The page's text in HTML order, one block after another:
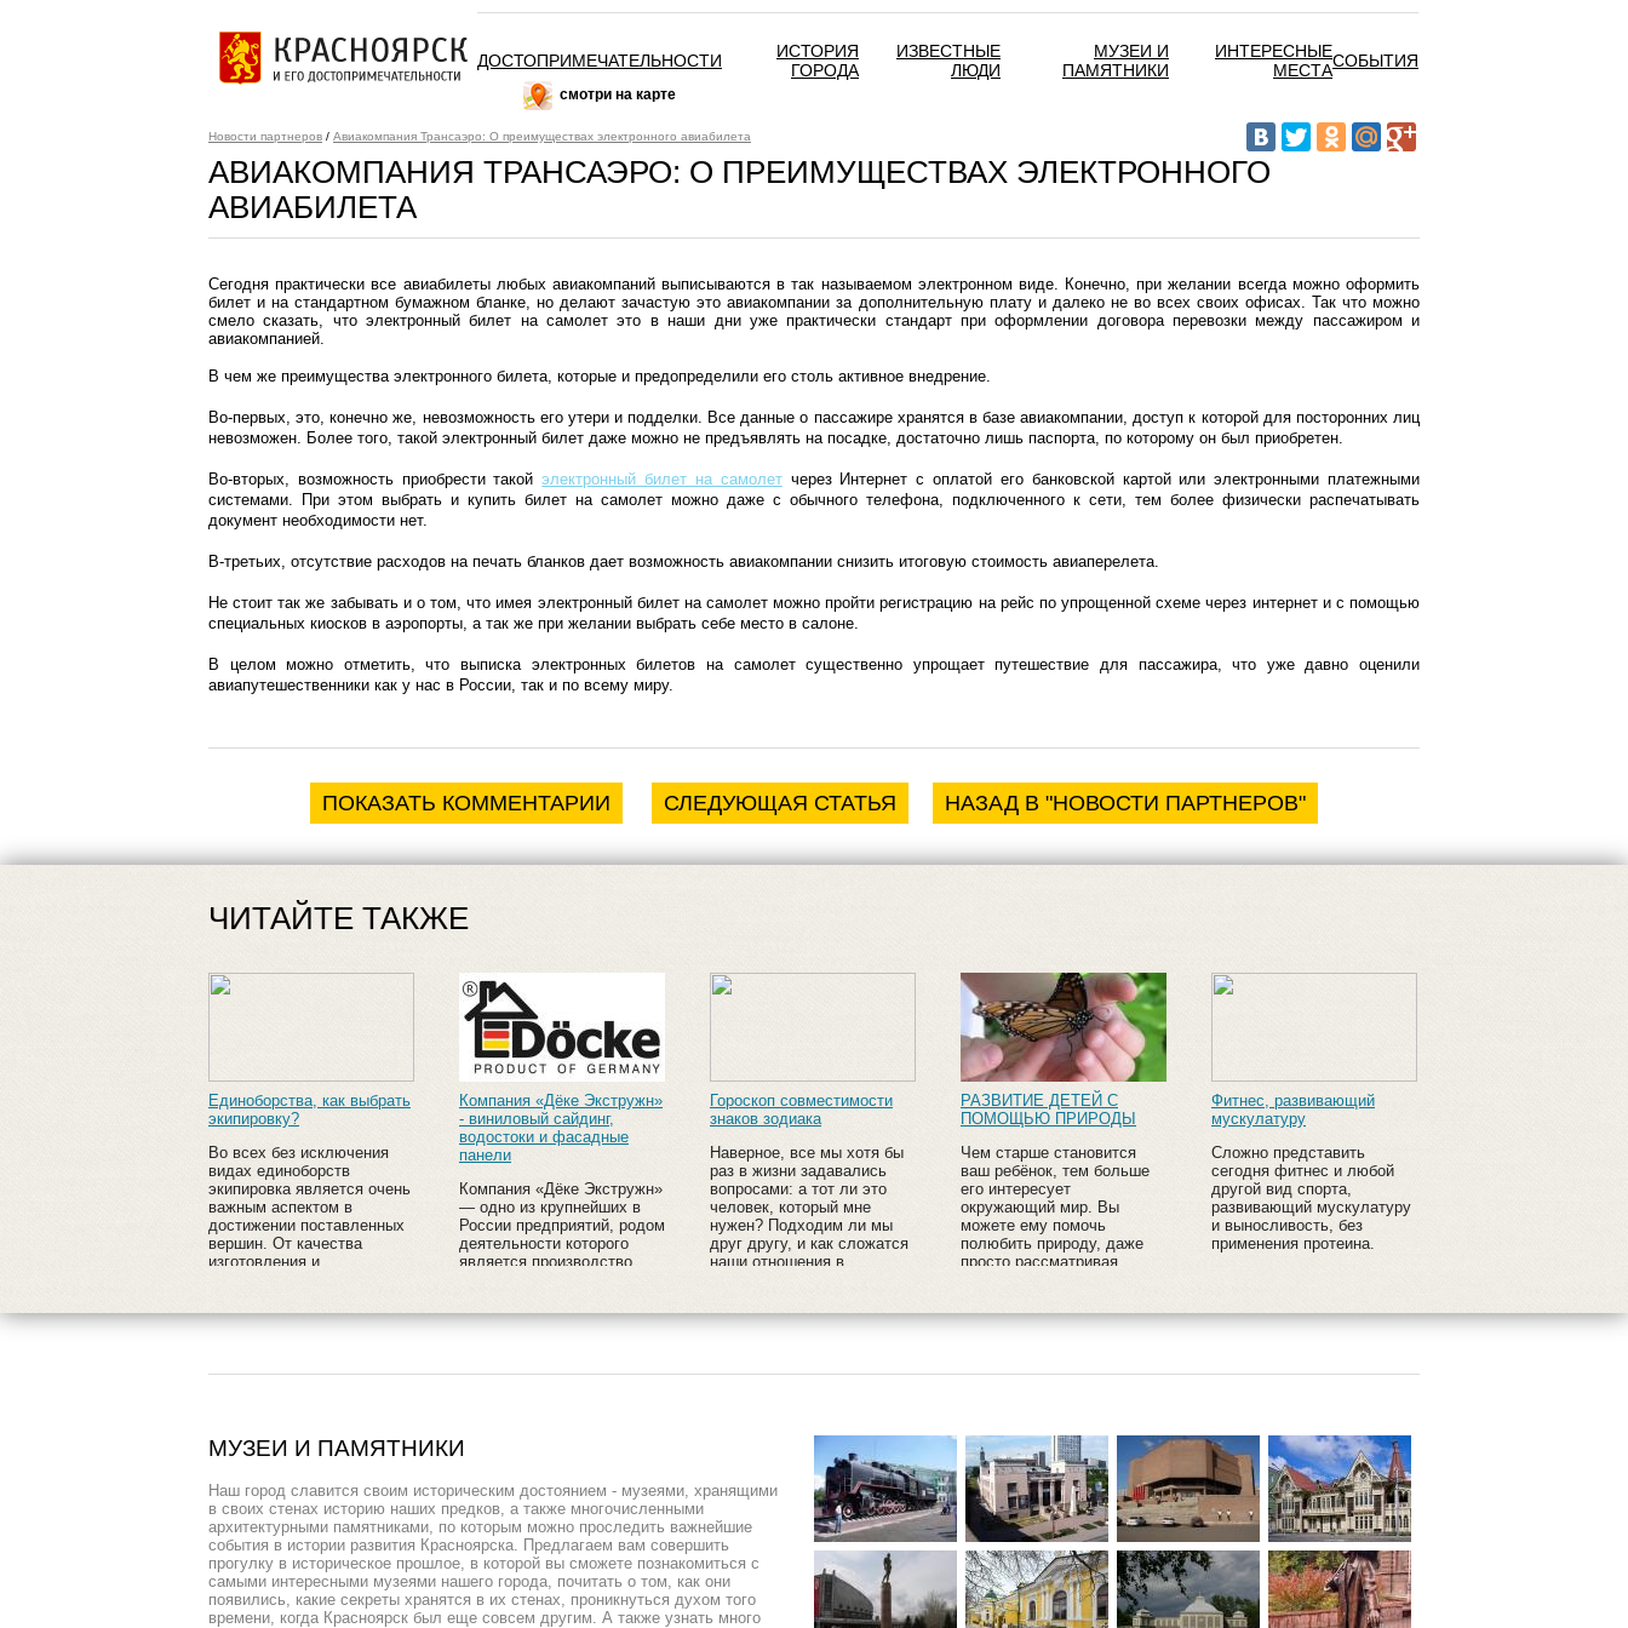
ДОСТОПРИМЕЧАТЕЛЬНОСТИ
ИСТОРИЯ
ГОРОДА
ИЗВЕСТНЫЕ
ЛЮДИ
МУЗЕИ И
ПАМЯТНИКИ
ИНТЕРЕСНЫЕ
МЕСТАСОБЫТИЯ
смотри на карте
Новости партнеров / Авиакомпания Трансаэро: О преимуществах электронного авиабилета
АВИАКОМПАНИЯ ТРАНСАЭРО: О ПРЕИМУЩЕСТВАХ ЭЛЕКТРОННОГО
АВИАБИЛЕТА
Сегодня практически все авиабилеты любых авиакомпаний выписываются в так называемом электронном виде. Конечно, при желании всегда можно оформить
билет и на стандартном бумажном бланке, но делают зачастую это авиакомпании за дополнительную плату и далеко не во всех своих офисах. Так что можно
смело сказать, что электронный билет на самолет это в наши дни уже практически стандарт при оформлении договора перевозки между пассажиром и
авиакомпанией.
В чем же преимущества электронного билета, которые и предопределили его столь активное внедрение.
Во-первых, это, конечно же, невозможность его утери и подделки. Все данные о пассажире хранятся в базе авиакомпании, доступ к которой для посторонних лиц
невозможен. Более того, такой электронный билет даже можно не предъявлять на посадке, достаточно лишь паспорта, по которому он был приобретен.
Во-вторых, возможность приобрести такойэлектронный билет на самолетчерез Интернет с оплатой его банковской картой или электронными платежными
системами. При этом выбрать и купить билет на самолет можно даже с обычного телефона, подключенного к сети, тем более физически распечатывать
документ необходимости нет.
В-третьих, отсутствие расходов на печать бланков дает возможность авиакомпании снизить итоговую стоимость авиаперелета.
Не стоит так же забывать и о том, что имея электронный билет на самолет можно пройти регистрацию на рейс по упрощенной схеме через интернет и с помощью
специальных киосков в аэропорты, а так же при желании выбрать себе место в салоне.
В целом можно отметить, что выписка электронных билетов на самолет существенно упрощает путешествие для пассажира, что уже давно оценили
авиапутешественники как у нас в России, так и по всему миру.
ПОКАЗАТЬ КОММЕНТАРИИ СЛЕДУЮЩАЯ СТАТЬЯ НАЗАД В "НОВОСТИ ПАРТНЕРОВ"
ЧИТАЙТЕ ТАКЖЕ
Единоборства, как выбрать
экипировку?
Во всех без исключения
видах единоборств
экипировка является очень
важным аспектом в
достижении поставленных
вершин. От качества
изготовления и
многое: сила удара, работа
Компания «Дёке Экстружн»
- виниловый сайдинг,
водостоки и фасадные
панели
Компания «Дёке Экстружн»
— одно из крупнейших в
России предприятий, родом
деятельности которого
является производство
панелей.
Гороскоп совместимости
знаков зодиака
Наверное, все мы хотя бы
раз в жизни задавались
вопросами: а тот ли это
человек, который мне
нужен? Подходим ли мы
друг другу, и как сложатся
наши отношения в
степени, можно найти в
РАЗВИТИЕ ДЕТЕЙ С
ПОМОЩЬЮ ПРИРОДЫ
Чем старше становится
ваш ребёнок, тем больше
его интересует
окружающий мир. Вы
можете ему помочь
полюбить природу, даже
просто рассматривая
Фитнес, развивающий
мускулатуру
Сложно представить
сегодня фитнес и любой
другой вид спорта,
развивающий мускулатуру
и выносливость, без
применения протеина.
МУЗЕИ И ПАМЯТНИКИ
Наш город славится своим историческим достоянием - музеями, хранящими
в своих стенах историю наших предков, а также многочисленными
архитектурными памятниками, по которым можно проследить важнейшие
события в истории развития Красноярска. Предлагаем вам совершить
прогулку в историческое прошлое, в которой вы сможете познакомиться с
самыми интересными музеями нашего города, почитать о том, как они
появились, какие секреты хранятся в их стенах, проникнуться духом того
времени, когда Красноярск был еще совсем другим. А также узнать много